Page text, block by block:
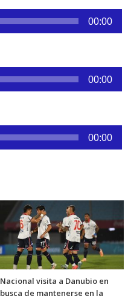
00:00
00:00
00:00
Nacional visita a Danubio en
busca de mantenerse en la